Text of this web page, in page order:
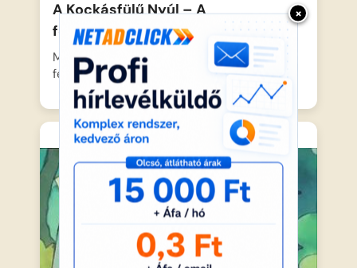
×
A Kockásfülű Nyúl – A
fényképezőgép
Menyus, a fekete hajú kisfiú egy
fényképezőgéppel a nyakában indul…